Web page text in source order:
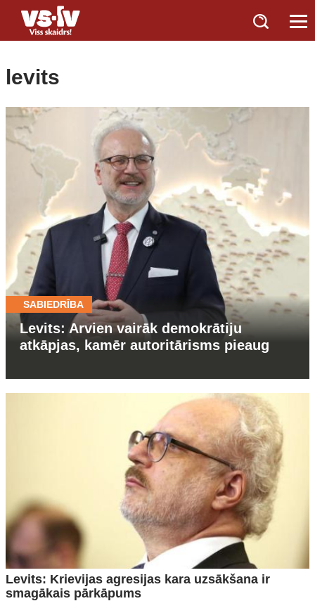
levits
SABIEDRĪBA
Levits: Arvien vairāk demokrātiju
atkāpjas, kamēr autoritārisms pieaug
Levits: Krievijas agresijas kara uzsākšana ir
smagākais pārkāpums